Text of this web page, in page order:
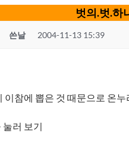
벗의.벗.하
쓴날 2004-11-13 15:39
이참에 뽑은 것 때문으로 온
러 보기